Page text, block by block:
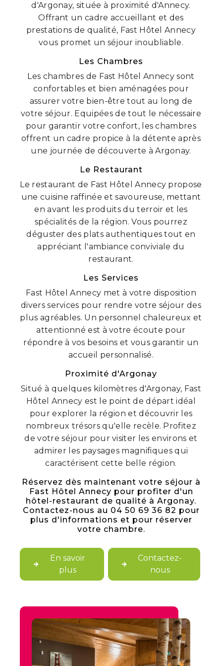
d'Argonay, située à proximité d'Annecy.
Offrant un cadre accueillant et des
prestations de qualité, Fast Hôtel Annecy
vous promet un séjour inoubliable.
Les Chambres
Les chambres de Fast Hôtel Annecy sont
confortables et bien aménagées pour
assurer votre bien-être tout au long de
votre séjour. Equipées de tout le nécessaire
pour garantir votre confort, les chambres
offrent un cadre propice à la détente après
une journée de découverte à Argonay.
Le Restaurant
Le restaurant de Fast Hôtel Annecy propose
une cuisine raffinée et savoureuse, mettant
en avant les produits du terroir et les
spécialités de la région. Vous pourrez
déguster des plats authentiques tout en
appréciant l'ambiance conviviale du
restaurant.
Les Services
Fast Hôtel Annecy met à votre disposition
divers services pour rendre votre séjour des
plus agréables. Un personnel chaleureux et
attentionné est à votre écoute pour
répondre à vos besoins et vous garantir un
accueil personnalisé.
Proximité d'Argonay
Situé à quelques kilomètres d'Argonay, Fast
Hôtel Annecy est le point de départ idéal
pour explorer la région et découvrir les
nombreux trésors qu'elle recèle. Profitez
de votre séjour pour visiter les environs et
admirer les paysages magnifiques qui
caractérisent cette belle région.
Réservez dès maintenant votre séjour à
Fast Hôtel Annecy pour profiter d'un
hôtel-restaurant de qualité à Argonay.
Contactez-nous au 04 50 69 36 82 pour
plus d'informations et pour réserver
votre chambre.
En savoir
plus
Contactez-
nous